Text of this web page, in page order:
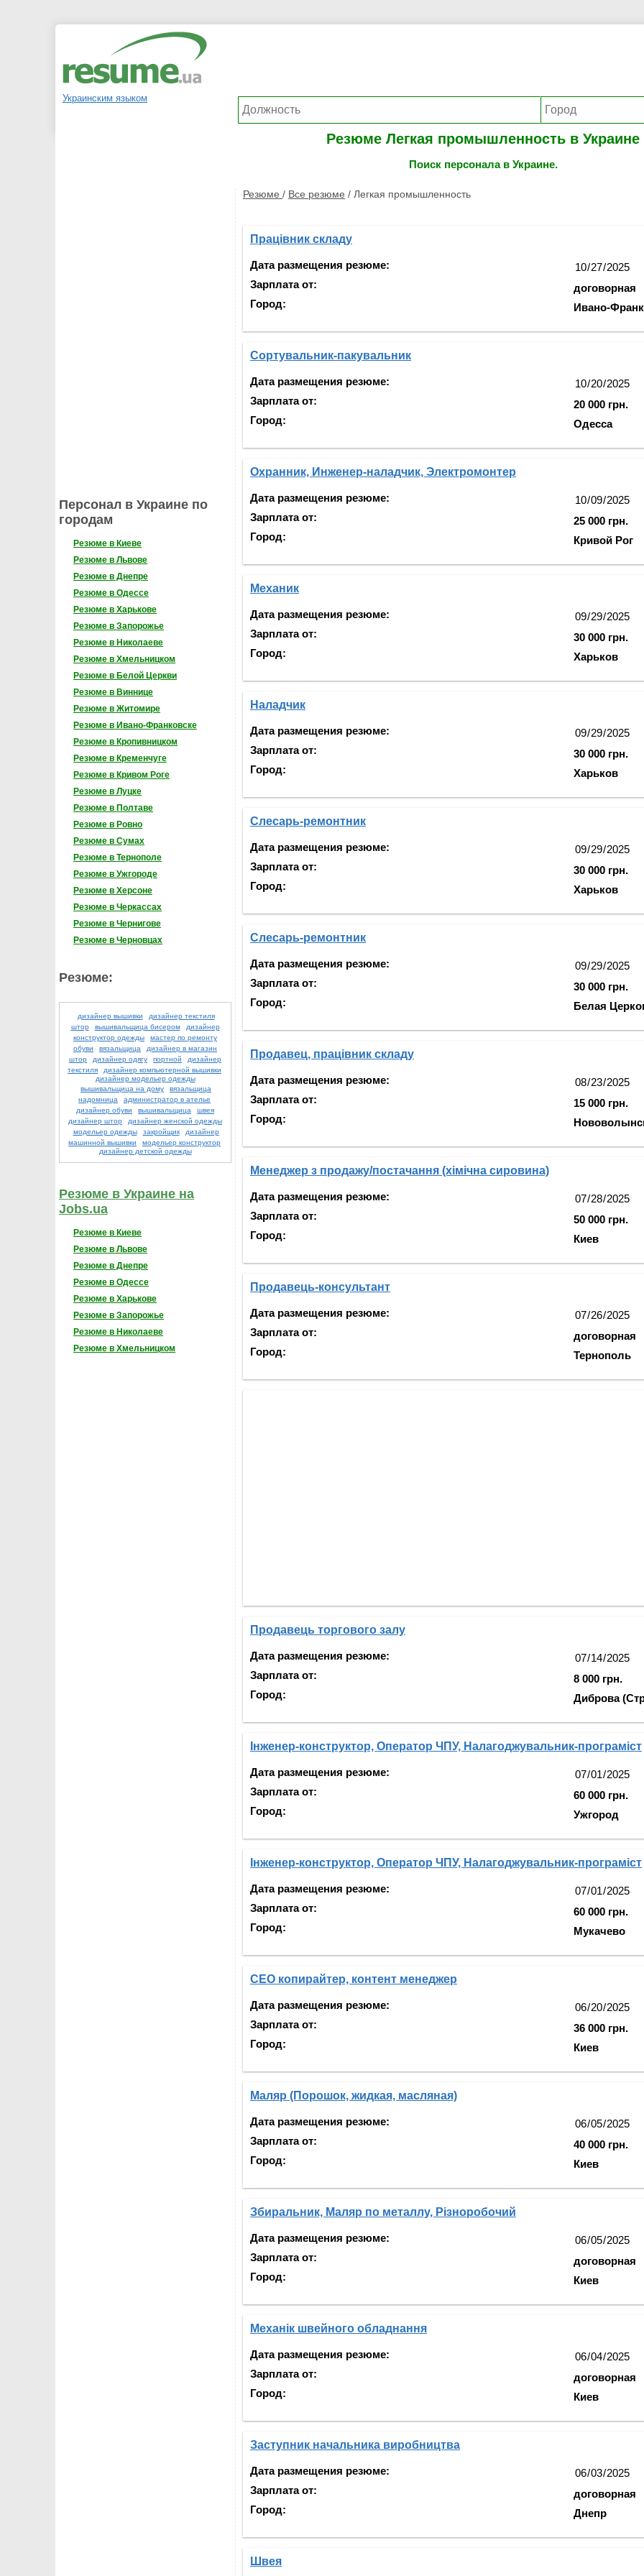
Украинским языком
Резюме Легкая промышленность в Украине
Поиск персонала в Украине.
Персонал в Украине по
городам
Резюме в Киеве
Резюме в Львове
Резюме в Днепре
Резюме в Одессе
Резюме в Харькове
Резюме в Запорожье
Резюме в Николаеве
Резюме в Хмельницком
Резюме в Белой Церкви
Резюме в Виннице
Резюме в Житомире
Резюме в Ивано-Франковске
Резюме в Кропивницком
Резюме в Кременчуге
Резюме в Кривом Роге
Резюме в Луцке
Резюме в Полтаве
Резюме в Ровно
Резюме в Сумах
Резюме в Тернополе
Резюме в Ужгороде
Резюме в Херсоне
Резюме в Черкассах
Резюме в Чернигове
Резюме в Черновцах
Резюме:
дизайнер вышивки
дизайнер текстиля
штор
вышивальщица бисером
дизайнер
конструктор одежды
мастер по ремонту
обуви
вязальщица
дизайнер в магазин
штор
дизайнер одягу портной
дизайнер
текстиля
дизайнер компьютерной вышивки
дизайнер модельер одежды
вышивальщица на дому
вязальщица
надомница
администратор в ателье
дизайнер обуви
вышивальщица
швея
дизайнер штор
дизайнер женской одежды
модельер одежды
закройщик
дизайнер
машинной вышивки
модельер конструктор
дизайнер детской одежды
Резюме в Украине на
Jobs.ua
Резюме в Киеве
Резюме в Львове
Резюме в Днепре
Резюме в Одессе
Резюме в Харькове
Резюме в Запорожье
Резюме в Николаеве
Резюме в Хмельницком
Резюме / Все резюме / Легкая промышленность
Працівник складу
Дата размещения резюме:
Зарплата от:
Город:
договорная
Ивано-
Сортувальник-пакувальник
Дата размещения резюме:
Зарплата от:
Город:
20 000 грн.
Одесса
Охранник, Инженер-наладчик, Электромонтер
Дата размещения резюме:
Зарплата от:
Город:
25 000 грн.
Кривой Рог
Механик
Дата размещения резюме:
Зарплата от:
Город:
30 000 грн.
Харьков
Наладчик
Дата размещения резюме:
Зарплата от:
Город:
30 000 грн.
Харьков
Слесарь-ремонтник
Дата размещения резюме:
Зарплата от:
Город:
30 000 грн.
Харьков
Слесарь-ремонтник
Дата размещения резюме:
Зарплата от:
Город:
30 000 грн.
Белая
Продавец, працівник складу
Дата размещения резюме:
Зарплата от:
Город:
15 000 грн.
Менеджер з продажу/постачання (хімічна сировина)
Дата размещения резюме:
Зарплата от:
Город:
50 000 грн.
Киев
Продавець-консультант
Дата размещения резюме:
Зарплата от:
Город:
договорная
Тернополь
Продавець торгового залу
Дата размещения резюме:
Зарплата от:
Город:
8 000 грн.
Диброва
Інженер-конструктор, Оператор ЧПУ, Налагоджувальник-програміст
Дата размещения резюме:
Зарплата от:
Город:
60 000 грн.
Ужгород
Інженер-конструктор, Оператор ЧПУ, Налагоджувальник-програміст
Дата размещения резюме:
Зарплата от:
Город:
60 000 грн.
Мукачево
СЕО копирайтер, контент менеджер
Дата размещения резюме:
Зарплата от:
Город:
36 000 грн.
Киев
Маляр (Порошок, жидкая, масляная)
Дата размещения резюме:
Зарплата от:
Город:
40 000 грн.
Киев
Збиральник, Маляр по металлу, Різноробочий
Дата размещения резюме:
Зарплата от:
Город:
договорная
Киев
Механік швейного обладнання
Дата размещения резюме:
Зарплата от:
Город:
договорная
Киев
Заступник начальника виробництва
Дата размещения резюме:
Зарплата от:
Город:
договорная
Днепр
Швея